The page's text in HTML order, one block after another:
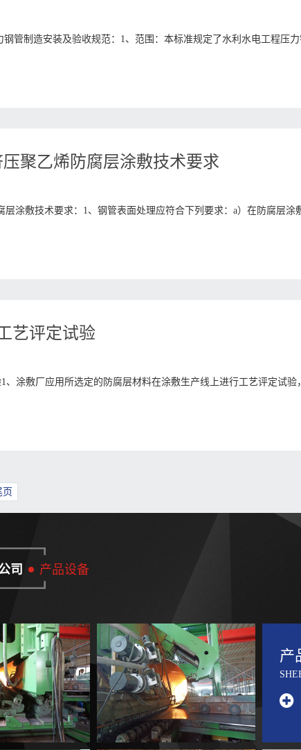
钢管制造安装及验收规范：1、范围：本标准规定了水利水电工程压
压聚乙烯防腐层涂敷技术要求
层涂敷技术要求：1、钢管表面处理应符合下列要求：a）在防腐层涂
艺评定试验
、涂敷厂应用所选定的防腐层材料在涂敷生产线上进行工艺评定试验
页
司 产品设备
产